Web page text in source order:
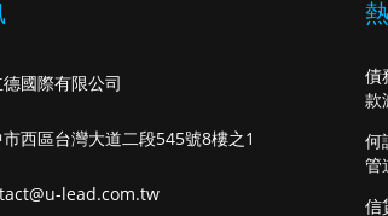
國際有限公司
市西區台灣大道二段545號8樓之1
lead.com.tw
債
款
何
管
信